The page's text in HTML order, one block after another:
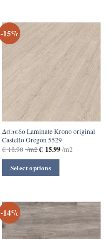
-15%
Δάπεδο Laminate Krono original
Castello Oregon 5529
€18.90 /m2€15.99/m2
Select options
-14%